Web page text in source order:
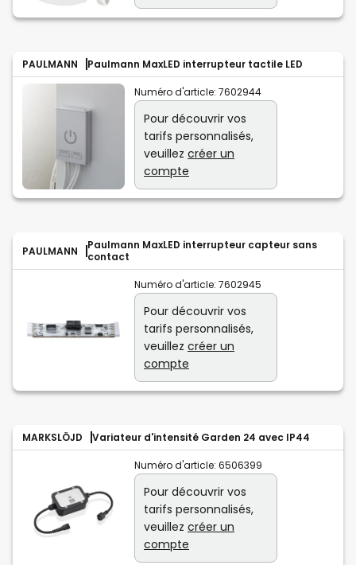
PAULMANN Paulmann MaxLED interrupteur tactile LED
Numéro d'article: 7602944
Pour découvrir vos
tarifs personnalisés,
veuillez créer un
compte
PAULMANN
Paulmann MaxLED interrupteur capteur sans
contact
Numéro d'article: 7602945
Pour découvrir vos
tarifs personnalisés,
veuillez créer un
compte
MARKSLÖJD Variateur d'intensité Garden 24 avec IP44
Numéro d'article: 6506399
Pour découvrir vos
tarifs personnalisés,
veuillez créer un
compte